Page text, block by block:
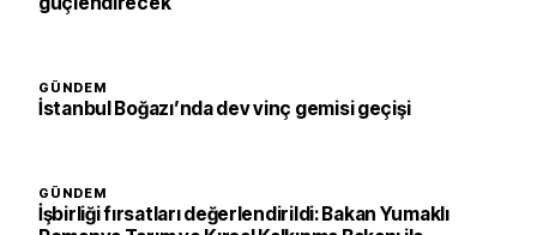
GÜNDEM
İstanbul Boğazı’nda dev vinç gemisi geçişi
GÜNDEM
İşbirliği fırsatları değerlendirildi: Bakan Yumaklı